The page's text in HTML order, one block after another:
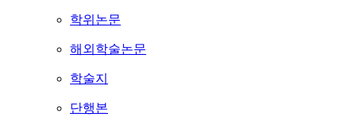
학위논문
해외학술논문
학술지
단행본